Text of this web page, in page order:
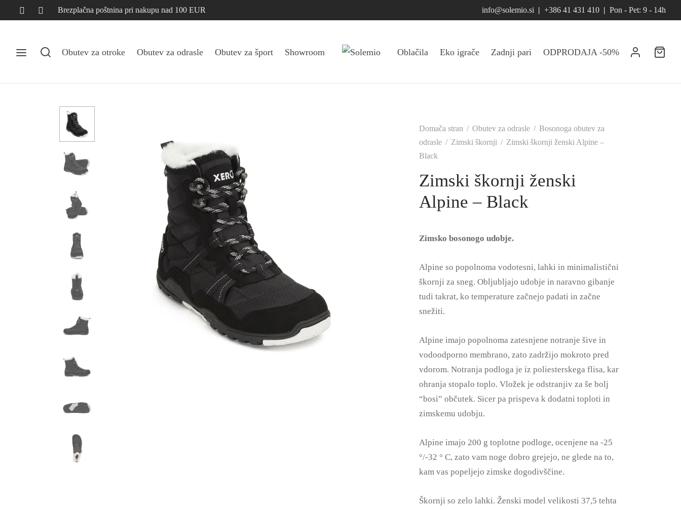
Brezplačna poštnina pri nakupu nad 100 EUR info@solemio.si | +386 41 431 410 | Pon - Pet: 9 - 14h
Obutev za otroke Obutev za odrasle Obutev za šport Showroom Oblačila Eko igrače Zadnji pari ODPRODAJA -50%
Domača stran / Obutev za odrasle / Bosonoga obutev za
odrasle / Zimski škornji / Zimski škornji ženski Alpine –
Black
Zimski škornji ženski
Alpine – Black
Zimsko bosonogo udobje.
Alpine so popolnoma vodotesni, lahki in minimalistični
škornji za sneg. Obljubljajo udobje in naravno gibanje
tudi takrat, ko temperature začnejo padati in začne
snežiti.
Alpine imajo popolnoma zatesnjene notranje šive in
vodoodporno membrano, zato zadržijo mokroto pred
vdorom. Notranja podloga je iz poliesterskega flisa, kar
ohranja stopalo toplo. Vložek je odstranjiv za še bolj
“bosi” občutek. Sicer pa prispeva k dodatni toploti in
zimskemu udobju.
Alpine imajo 200 g toplotne podloge, ocenjene na -25
°/-32 ° C, zato vam noge dobro grejejo, ne glede na to,
kam vas popeljejo zimske dogodivščine.
Škornji so zelo lahki. Ženski model velikosti 37,5 tehta